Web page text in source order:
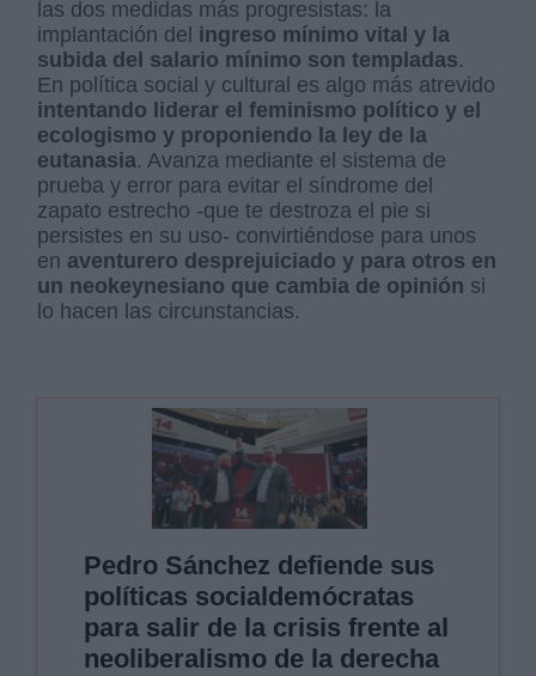
las dos medidas más progresistas: la
implantación del ingreso mínimo vital y la
subida del salario mínimo son templadas.
En política social y cultural es algo más atrevido
intentando liderar el feminismo político y el
ecologismo y proponiendo la ley de la
eutanasia. Avanza mediante el sistema de
prueba y error para evitar el síndrome del
zapato estrecho -que te destroza el pie si
persistes en su uso- convirtiéndose para unos
en aventurero desprejuiciado y para otros en
un neokeynesiano que cambia de opinión si
lo hacen las circunstancias.
Pedro Sánchez defiende sus
políticas socialdemócratas
para salir de la crisis frente al
neoliberalismo de la derecha